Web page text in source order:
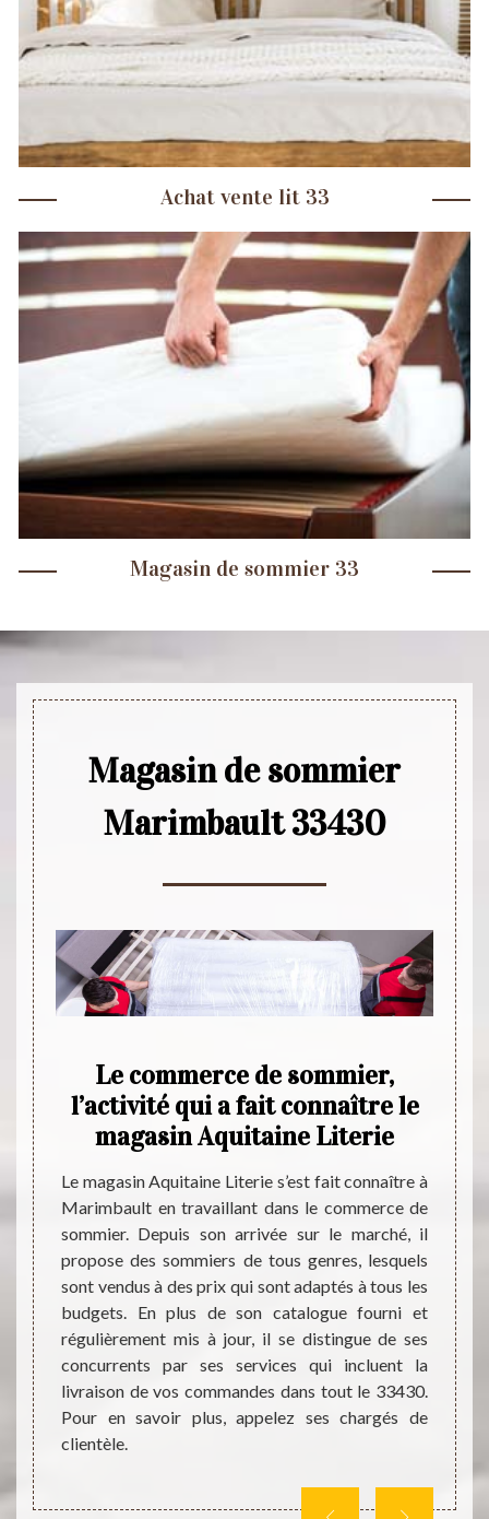
Achat vente lit 33
Magasin de sommier 33
Magasin de sommier
Marimbault 33430
un
et il
à lui
Si
qui
Le commerce de sommier,
l’activité qui a fait connaître le
magasin Aquitaine Literie
Le magasin Aquitaine Literie s’est fait connaître à
Marimbault en travaillant dans le commerce de
sommier. Depuis son arrivée sur le marché, il
propose des sommiers de tous genres, lesquels
sont vendus à des prix qui sont adaptés à tous les
budgets. En plus de son catalogue fourni et
régulièrement mis à jour, il se distingue de ses
concurrents par ses services qui incluent la
livraison de vos commandes dans tout le 33430.
Pour en savoir plus, appelez ses chargés de
clientèle.
Est-
des